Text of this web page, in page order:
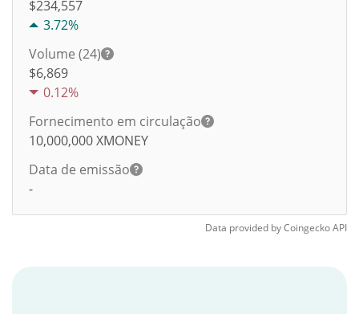
$234,557
3.72%
Volume (24)
$6,869
0.12%
Fornecimento em circulação
10,000,000XMONEY
Data de emissão
-
Data provided byCoingeckoAPI